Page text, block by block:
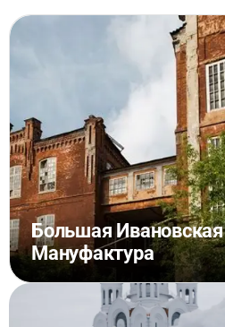
Большая Ивановская
Мануфактура